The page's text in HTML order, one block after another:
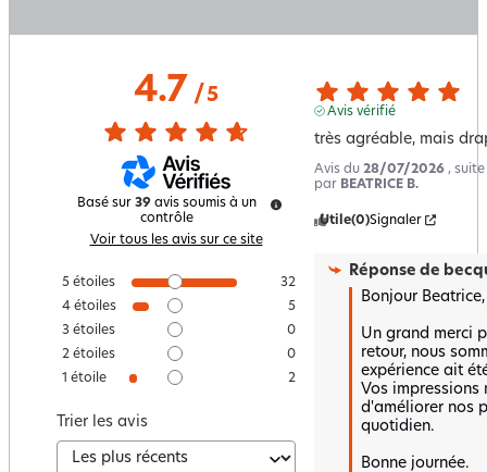
4.7/ 5
Basé sur 39 avis soumis à un
contrôle
Voir tous les avis sur ce site
5 étoiles
32
4 étoiles
5
3 étoiles
0
2 étoiles
0
1 étoile 2
Trier les avis
Avis vérifié
très agréable, mais
Avis du 28/07/2026 ,
par BEATRICE B.
Utile(0)Signaler
Réponse de
Bonjour Beatrice,
Un grand merci
retour, nous
expérience ait
Vos impressions
d'améliorer nos
quotidien.
Bonne journée.